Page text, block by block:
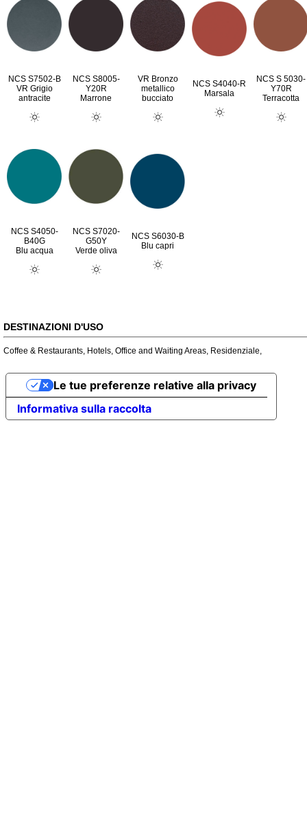
NCS S7502-B
VR Grigio
antracite
NCS S8005-
Y20R
Marrone
VR Bronzo
metallico
bucciato
NCS S4040-R
Marsala
NCS S 5030-
Y70R
Terracotta
NCS S4050-
B40G
Blu acqua
NCS S7020-
G50Y
Verde oliva
NCS S6030-B
Blu capri
DESTINAZIONI D'USO
Coffee & Restaurants, Hotels, Office and Waiting Areas, Residenziale,
Informativa sulla raccolta
Le tue preferenze relative alla privacy